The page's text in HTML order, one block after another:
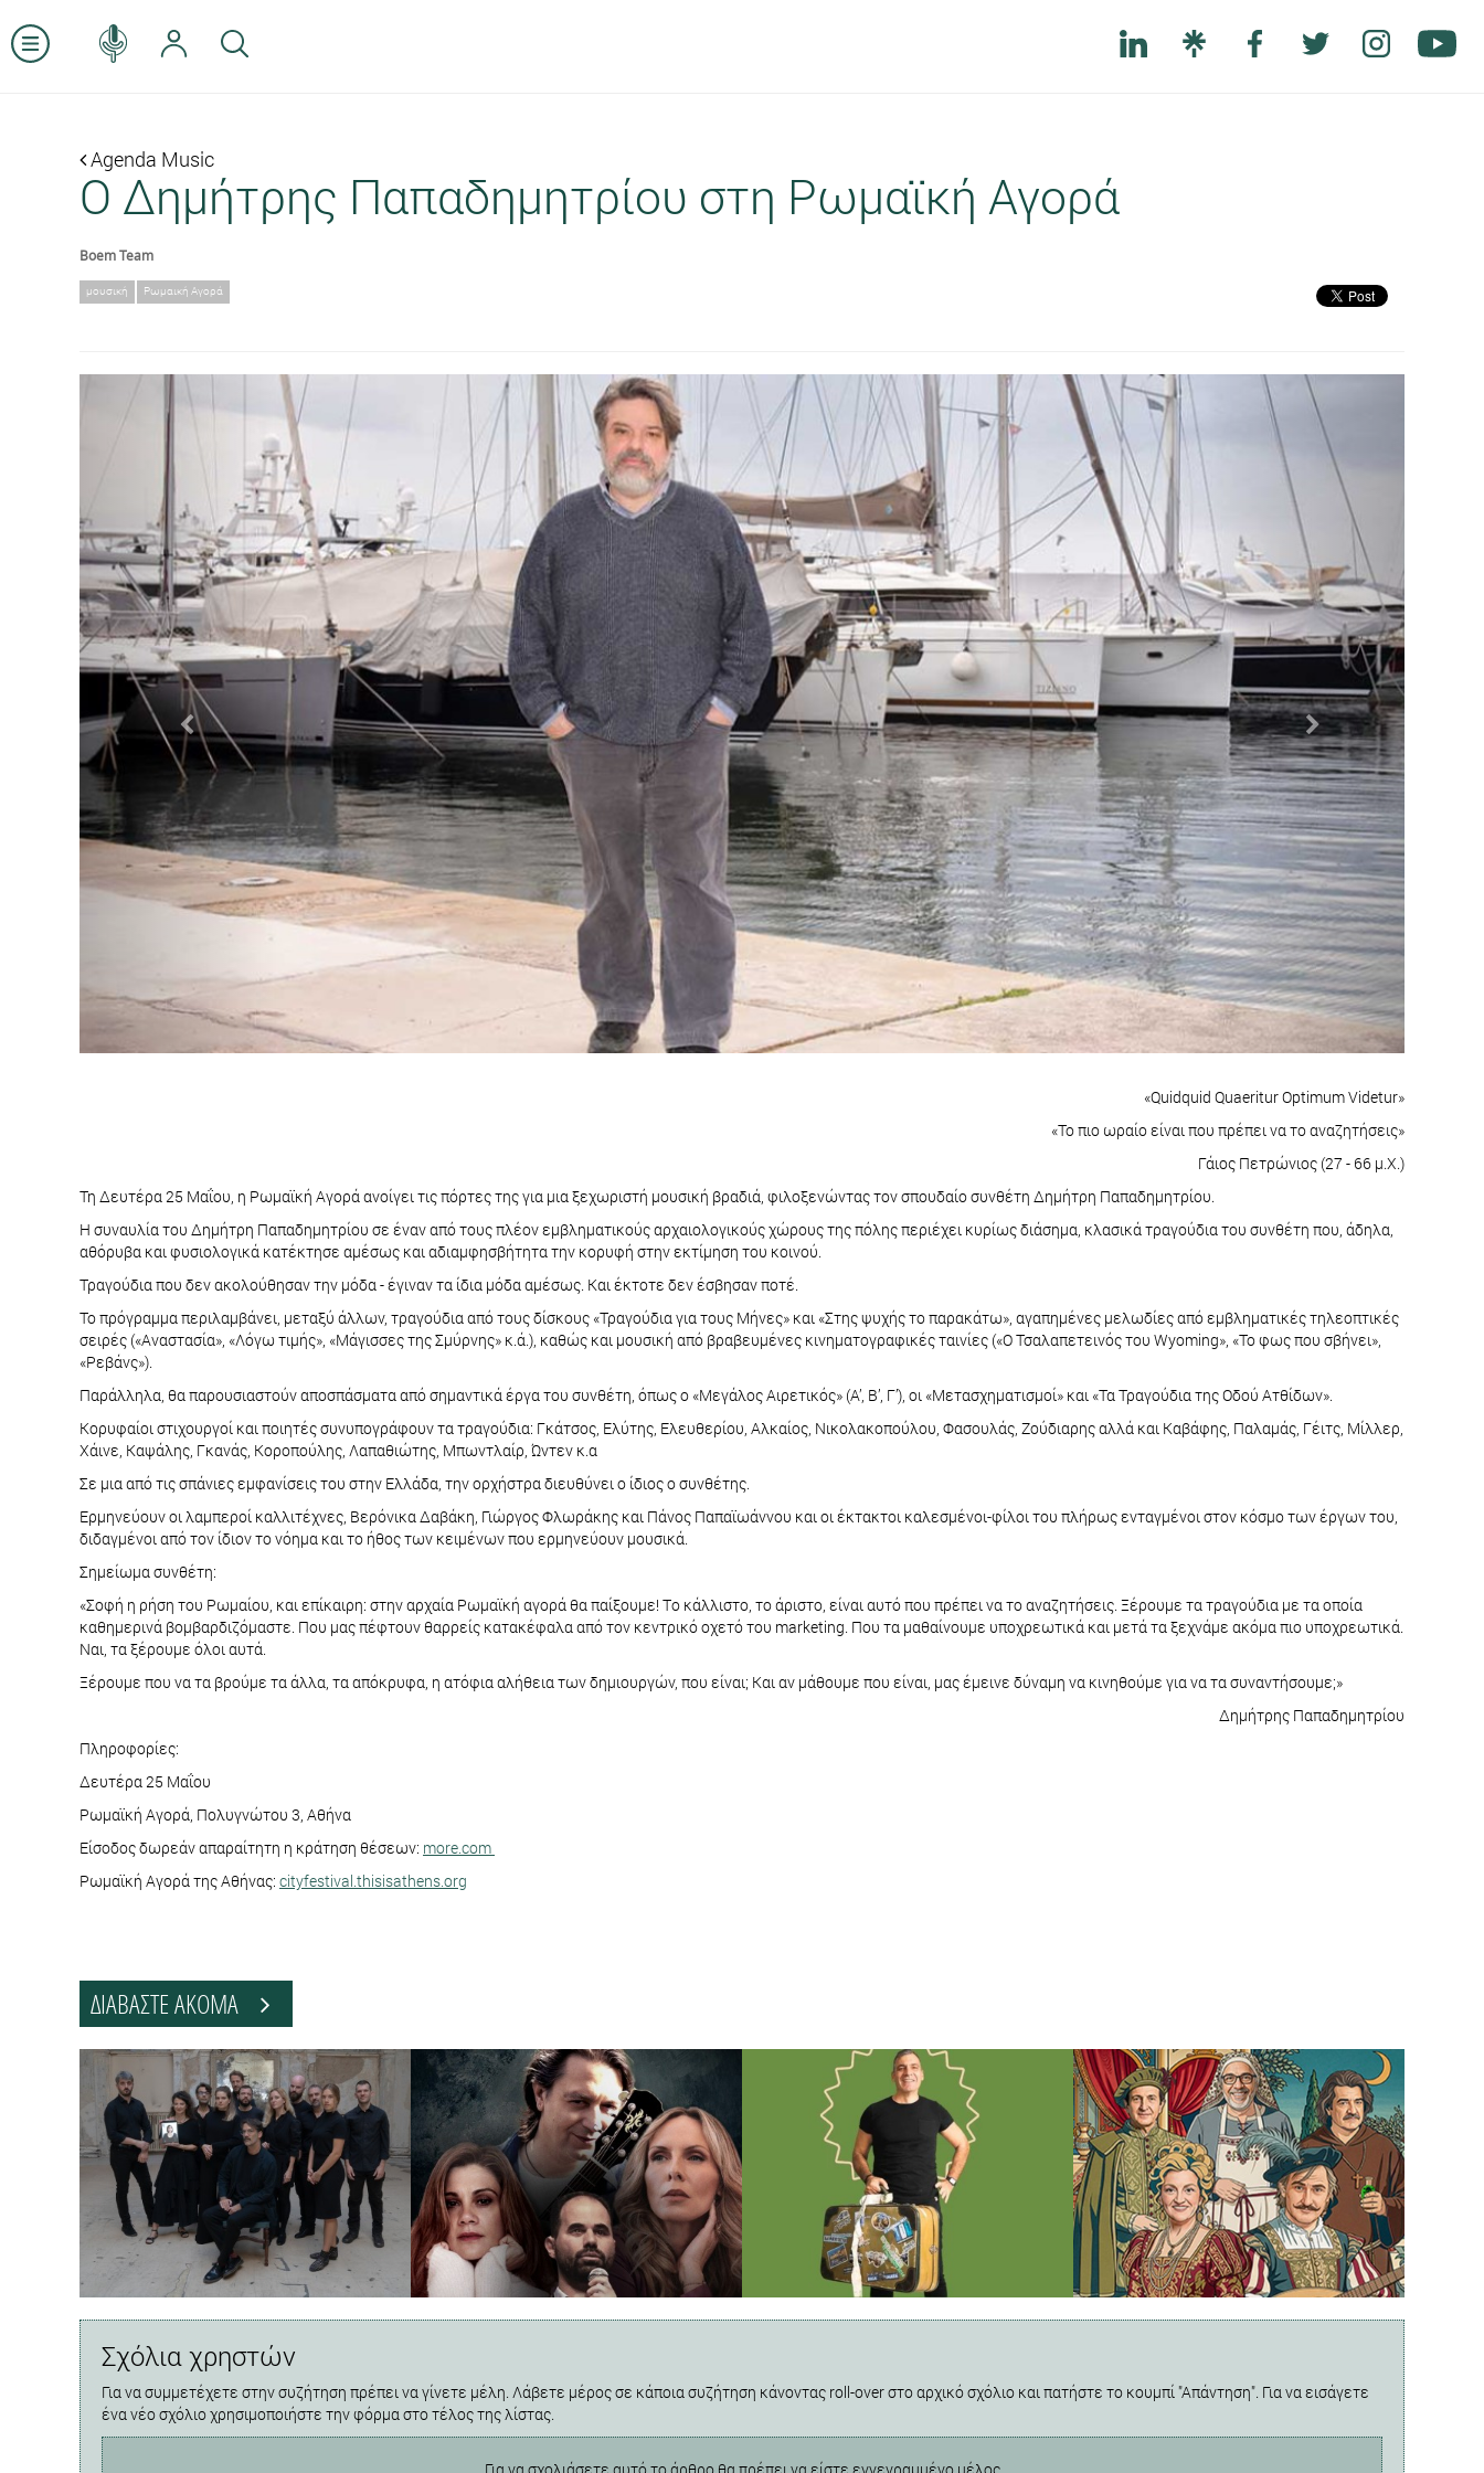
Agenda Music
Ο Δημήτρης Παπαδημητρίου στη Ρωμαϊκή Αγορά
Boem Team
μουσική Ρωμαική Αγορά
Previous Next
«Quidquid Quaeritur Optimum Videtur»
«Το πιο ωραίο είναι που πρέπει να το αναζητήσεις»
Γάιος Πετρώνιος (27 - 66 μ.Χ.)
Τη Δευτέρα 25 Μαΐου, η Ρωμαϊκή Αγορά ανοίγει τις πόρτες της για μια ξεχωριστή μουσική βραδιά, φιλοξενώντας τον σπουδαίο συνθέτη Δημήτρη Παπαδημητρίου.
Η συναυλία του Δημήτρη Παπαδημητρίου σε έναν από τους πλέον εμβληματικούς αρχαιολογικούς χώρους της πόλης περιέχει κυρίως διάσημα, κλασικά τραγούδια του συνθέτη που, άδηλα,
αθόρυβα και φυσιολογικά κατέκτησε αμέσως και αδιαμφησβήτητα την κορυφή στην εκτίμηση του κοινού.
Τραγούδια που δεν ακολούθησαν την μόδα - έγιναν τα ίδια μόδα αμέσως. Και έκτοτε δεν έσβησαν ποτέ.
Το πρόγραμμα περιλαμβάνει, μεταξύ άλλων, τραγούδια από τους δίσκους «Τραγούδια για τους Μήνες» και «Στης ψυχής το παρακάτω», αγαπημένες μελωδίες από εμβληματικές τηλεοπτικές
σειρές («Αναστασία», «Λόγω τιμής», «Μάγισσες της Σμύρνης» κ.ά.), καθώς και μουσική από βραβευμένες κινηματογραφικές ταινίες («Ο Τσαλαπετεινός του Wyoming», «Το φως που σβήνει»,
«Ρεβάνς»).
Παράλληλα, θα παρουσιαστούν αποσπάσματα από σημαντικά έργα του συνθέτη, όπως ο «Μεγάλος Αιρετικός» (Α’, Β’, Γ’), οι «Μετασχηματισμοί» και «Τα Τραγούδια της Οδού Ατθίδων».
Κορυφαίοι στιχουργοί και ποιητές συνυπογράφουν τα τραγούδια: Γκάτσος, Ελύτης, Ελευθερίου, Αλκαίος, Νικολακοπούλου, Φασουλάς, Ζούδιαρης αλλά και Καβάφης, Παλαμάς, Γέιτς, Μίλλερ,
Χάινε, Καψάλης, Γκανάς, Κοροπούλης, Λαπαθιώτης, Μπωντλαίρ, Ώντεν κ.α
Σε μια από τις σπάνιες εμφανίσεις του στην Ελλάδα, την ορχήστρα διευθύνει ο ίδιος ο συνθέτης.
Ερμηνεύουν οι λαμπεροί καλλιτέχνες, Βερόνικα Δαβάκη, Γιώργος Φλωράκης και Πάνος Παπαϊωάννου και οι έκτακτοι καλεσμένοι-φίλοι του πλήρως ενταγμένοι στον κόσμο των έργων του,
διδαγμένοι από τον ίδιον το νόημα και το ήθος των κειμένων που ερμηνεύουν μουσικά.
Σημείωμα συνθέτη:
«Σοφή η ρήση του Ρωμαίου, και επίκαιρη: στην αρχαία Ρωμαϊκή αγορά θα παίξουμε! Tο κάλλιστο, το άριστο, είναι αυτό που πρέπει να το αναζητήσεις. Ξέρουμε τα τραγούδια με τα οποία
καθημερινά βομβαρδιζόμαστε. Που μας πέφτουν θαρρείς κατακέφαλα από τον κεντρικό οχετό του marketing. Που τα μαθαίνουμε υποχρεωτικά και μετά τα ξεχνάμε ακόμα πιο υποχρεωτικά.
Ναι, τα ξέρουμε όλοι αυτά.
Ξέρουμε που να τα βρούμε τα άλλα, τα απόκρυφα, η ατόφια αλήθεια των δημιουργών, που είναι; Και αν μάθουμε που είναι, μας έμεινε δύναμη να κινηθούμε για να τα συναντήσουμε;»
Δημήτρης Παπαδημητρίου
Πληροφορίες:
Δευτέρα 25 Μαΐου
Ρωμαϊκή Αγορά, Πολυγνώτου 3, Αθήνα
Είσοδος δωρεάν απαραίτητη η κράτηση θέσεων: more.com
Ρωμαϊκή Αγορά της Αθήνας: cityfestival.thisisathens.org
ΔΙΑΒΑΣΤΕ ΑΚΟΜΑ
Σχόλια χρηστών
Για να συμμετέχετε στην συζήτηση πρέπει να γίνετε μέλη. Λάβετε μέρος σε κάποια συζήτηση κάνοντας roll-over στο αρχικό σχόλιο και πατήστε το κουμπί "Απάντηση". Για να εισάγετε
ένα νέο σχόλιο χρησιμοποιήστε την φόρμα στο τέλος της λίστας.